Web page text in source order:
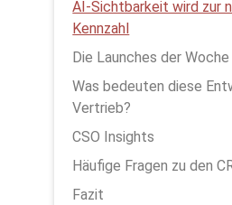
AI-Sichtbarkeit wird zur
Kennzahl
Die Launches der
Was bedeuten diese
Vertrieb?
CSO Insights
Häufige Fragen zu den
Fazit